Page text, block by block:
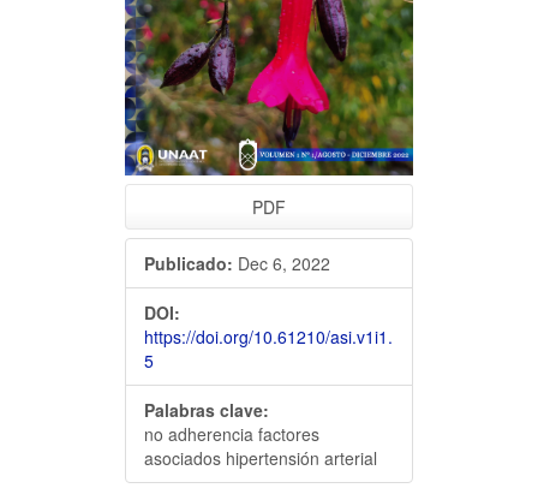
PDF
Publicado: Dec 6, 2022
DOI:
https://doi.org/10.61210/asi.v1i1.
5
Palabras clave:
no adherencia factores
asociados hipertensión arterial